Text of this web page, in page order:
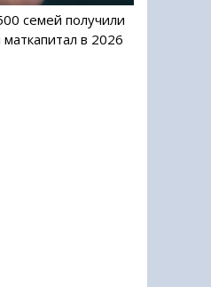
семей получили
в 2026